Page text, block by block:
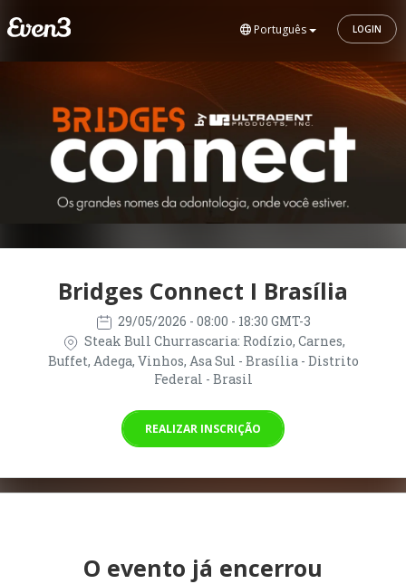
Português LOGIN
Bridges Connect I Brasília
29/05/2026 - 08:00 - 18:30 GMT-3
Steak Bull Churrascaria: Rodízio, Carnes,
Buffet, Adega, Vinhos, Asa Sul - Brasília - Distrito
Federal - Brasil
REALIZAR INSCRIÇÃO
O evento já encerrou